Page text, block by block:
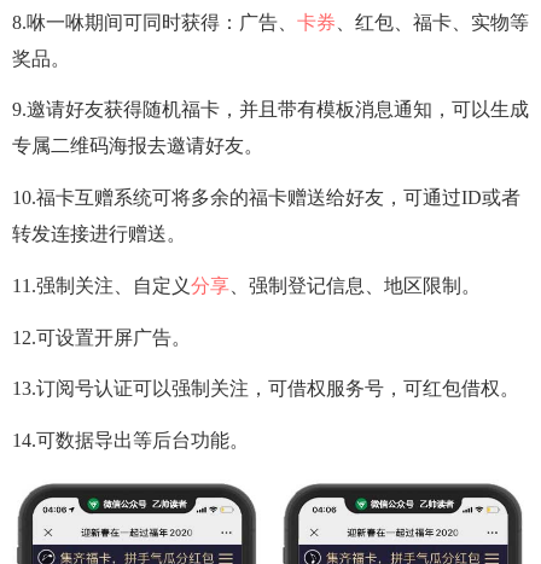
8.咻一咻期间可同时获得：广告、 卡券 、红包、福卡、实物等
奖品。
9.邀请好友获得随机福卡，并且带有模板消息通知，可以生成
专属二维码海报去邀请好友。
10.福卡互赠系统可将多余的福卡赠送给好友，可通过ID或者
转发连接进行赠送。
11.强制关注、自定义分享 、强制登记信息、地区限制。
12.可设置开屏广告。
13.订阅号认证可以强制关注，可借权服务号，可红包借权。
14.可数据导出等后台功能。